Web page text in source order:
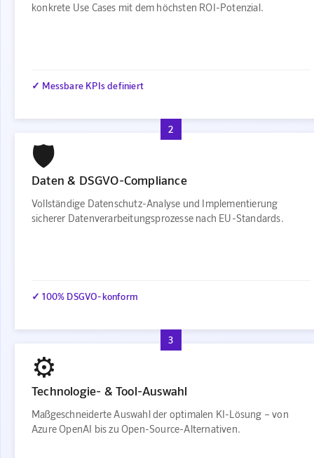
konkrete Use Cases mit dem höchsten ROI-Potenzial.
✓ Messbare KPIs definiert
2
🛡️
Daten & DSGVO-Compliance
Vollständige Datenschutz-Analyse und Implementierung
sicherer Datenverarbeitungsprozesse nach EU-Standards.
✓ 100% DSGVO-konform
3
⚙️
Technologie- & Tool-Auswahl
Maßgeschneiderte Auswahl der optimalen KI-Lösung – von
Azure OpenAI bis zu Open-Source-Alternativen.